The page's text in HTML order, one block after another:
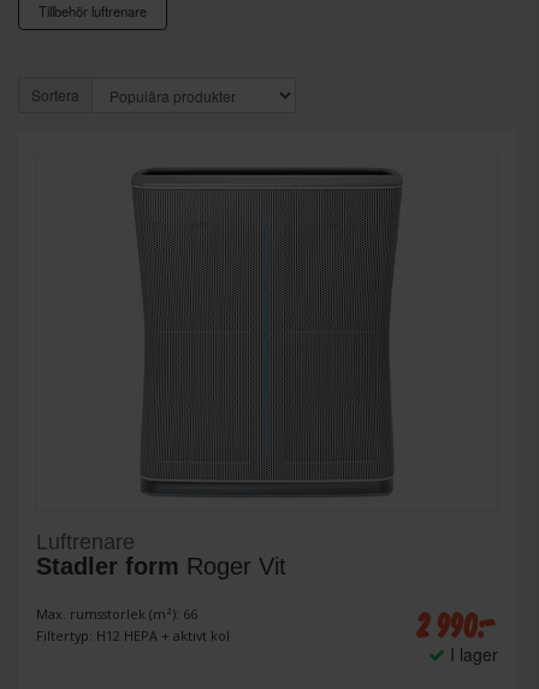
Tillbehör luftrenare
Sortera
Luftrenare
Stadler form Roger Vit
Max. rumsstorlek (m²): 66
Filtertyp: H12 HEPA + aktivt kol
2 990:-
I lager